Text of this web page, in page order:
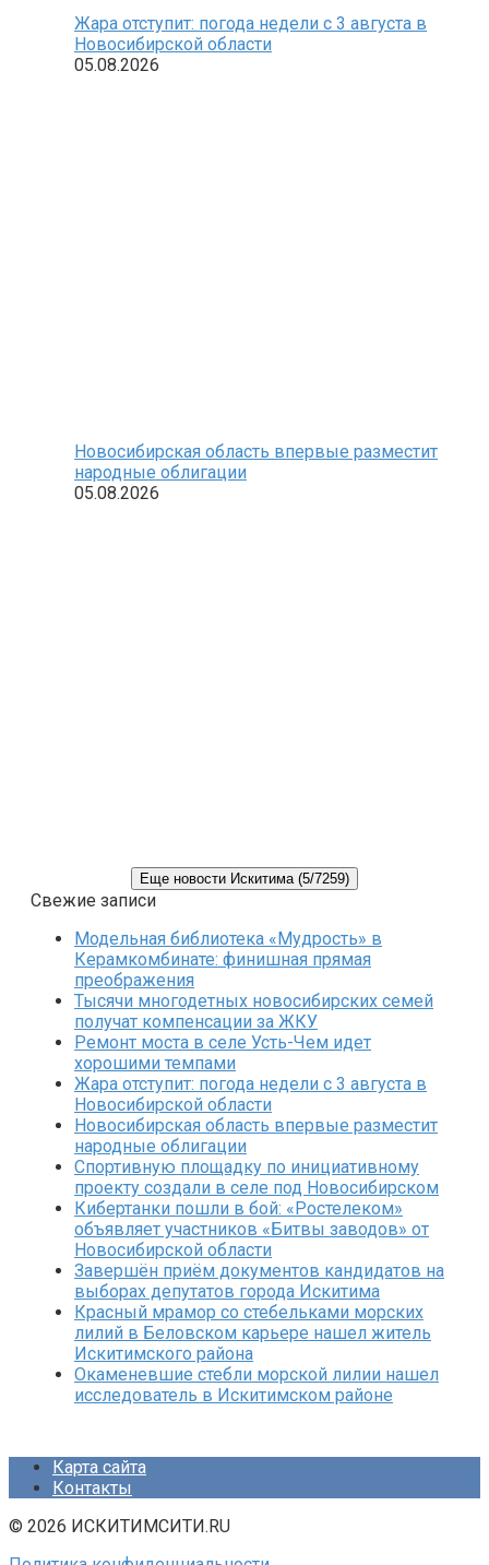
Жара отступит: погода недели с 3 августа в
Новосибирской области
05.08.2026
Новосибирская область впервые разместит
народные облигации
05.08.2026
Еще новости Искитима (5/7259)
Свежие записи
Модельная библиотека «Мудрость» в
Керамкомбинате: финишная прямая
преображения
Тысячи многодетных новосибирских семей
получат компенсации за ЖКУ
Ремонт моста в селе Усть-Чем идет
хорошими темпами
Жара отступит: погода недели с 3 августа в
Новосибирской области
Новосибирская область впервые разместит
народные облигации
Спортивную площадку по инициативному
проекту создали в селе под Новосибирском
Кибертанки пошли в бой: «Ростелеком»
объявляет участников «Битвы заводов» от
Новосибирской области
Завершён приём документов кандидатов на
выборах депутатов города Искитима
Красный мрамор со стебельками морских
лилий в Беловском карьере нашел житель
Искитимского района
Окаменевшие стебли морской лилии нашел
исследователь в Искитимском районе
Карта сайта
Контакты
© 2026 ИСКИТИМСИТИ.RU